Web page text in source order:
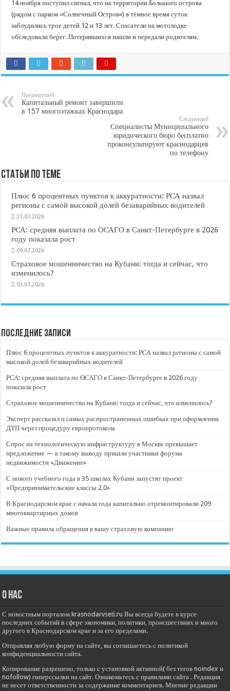
Важные правила обращения в вашу страховую компанию
В городах и районах Кубани отметили День России
14 ноября поступил сигнал, что на территории Большого острова
(рядом с парком «Солнечный Остров») в тёмное время суток
заблудились трое детей 12 и 13 лет. Спасатели на мотолодке
обследовали берег. Потерявшихся нашли и передали родителям.
Предыдущий
Капитальный ремонт завершили
в 157 многоэтажках Краснодара
Следующий
Специалисты Муниципального
юридического бюро бесплатно
проконсультируют краснодарцев
по телефону
Статьи по Теме
Плюс 6 процентных пунктов к аккуратности: РСА назвал
регионы с самой высокой долей безаварийных водителей
21.07.2026
РСА: средняя выплата по ОСАГО в Санкт-Петербурге в 2026
году показала рост
09.07.2026
Страховое мошенничество на Кубани: тогда и сейчас, что
изменилось?
03.07.2026
Последние записи
Плюс 6 процентных пунктов к аккуратности: РСА назвал регионы с самой
высокой долей безаварийных водителей
РСА: средняя выплата по ОСАГО в Санкт-Петербурге в 2026 году
показала рост
Страховое мошенничество на Кубани: тогда и сейчас, что изменилось?
Эксперт рассказал о самых распространенных ошибках при оформлении
ДТП через процедуру европротокола
Спрос на технологическую инфраструктуру в Москве превышает
предложение — к такому выводу пришли участники форума
недвижимости «Движение»
С нового учебного года в 35 школах Кубани запустят проект
«Предпринимательские классы 2.0»
В Краснодарском крае с начала года капитально отремонтировали 209
многоквартирных домов
Важные правила обращения в вашу страховую компанию
О нас
С новостным порталом krasnodarvseti.ru Вы всегда будете в курсе
последних событий в сфере экономики, политики, происшествиях и много
другого в Краснодарском крае и за его пределами.
Отправляя любую форму на сайте, вы соглашаетесь с политикой
конфиденциальности сайта.
Копирование разрешено, только с установкой активной( без тегов noindex и
nofollow) гиперссылки на сайт. Ознакомьтесь с правилами сайта . Редакция
не несет ответственности за содержание комментариев. Мнение редакции